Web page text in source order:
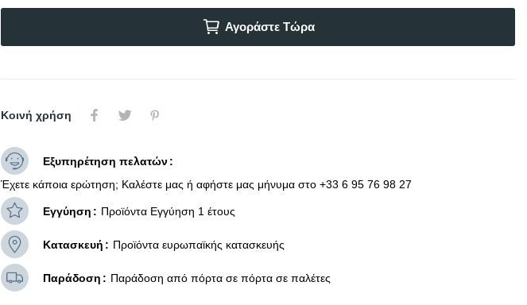
Αγοράστε Τώρα
Κοινή χρήση
Εξυπηρέτηση πελατών
Έχετε κάποια ερώτηση; Καλέστε μας ή αφήστε μας μήνυμα στο +33 6 95 76 98 27
Εγγύηση Προϊόντα Εγγύηση 1 έτους
Κατασκευή Προϊόντα ευρωπαϊκής κατασκευής
Παράδοση Παράδοση από πόρτα σε πόρτα σε παλέτες